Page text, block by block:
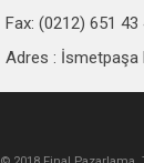
Fax: (0212) 651 43
Adres : İsmetpaşa